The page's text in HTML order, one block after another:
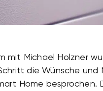
mit Michael Holzner
die Wünsche und
Home besprochen.